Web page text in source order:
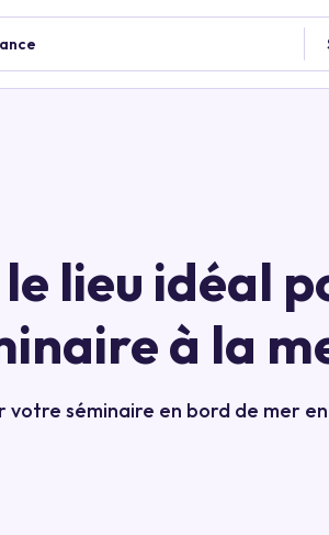
lieu idéal
à la
votre séminaire en bord de mer